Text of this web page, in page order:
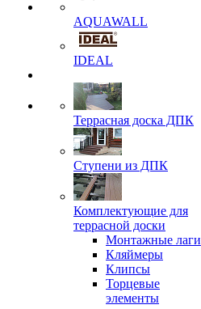
AQUAWALL
IDEAL
Террасная доска ДПК
Ступени из ДПК
Комплектующие для
террасной доски
Монтажные лаги
Кляймеры
Клипсы
Торцевые
элементы